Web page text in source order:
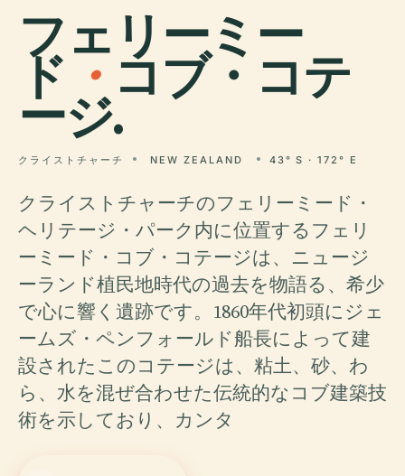
フェリーミー
ド ・ コブ・コテ
ージ.
クライストチャーチ NEW ZEALAND 43° S · 172° E
クライストチャーチのフェリーミード・
ヘリテージ・パーク内に位置するフェリ
ーミード・コブ・コテージは、ニュージ
ーランド植民地時代の過去を物語る、希少
で心に響く遺跡です。1860年代初頭にジェ
ームズ・ペンフォールド船長によって建
設されたこのコテージは、粘土、砂、わ
ら、水を混ぜ合わせた伝統的なコブ建築技
術を示しており、カンタ